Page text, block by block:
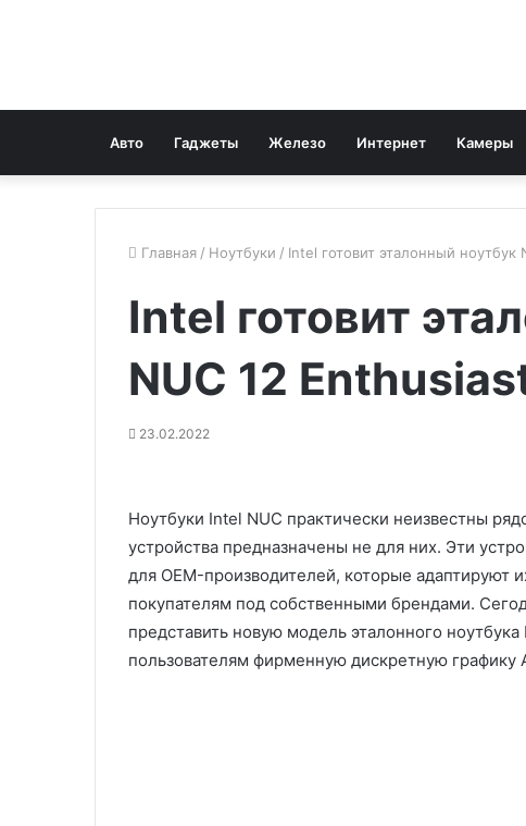
Авто Гаджеты Железо Интернет Камеры
Главная / Ноутбуки / Intel готовит эталонный
Intel готовит
NUC 12
23.02.2022
Ноутбуки Intel NUC практически неизвестны
устройства предназначены не для них. Эти
для OEM-производителей, которые адаптируют
покупателям под собственными брендами.
представить новую модель эталонного
пользователям фирменную дискретную графику